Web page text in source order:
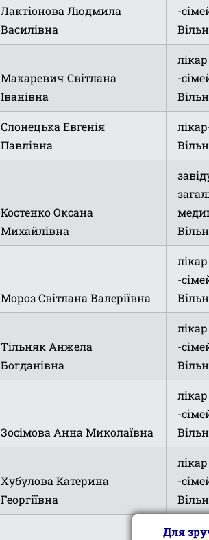
Лактіонова Людмила
Василівна
-
Макаревич Світлана
Іванівна
-
Слонецька Евгенія
Павлівна
Костенко Оксана
Михайлівна
Мороз Світлана Валеріївна
-
Тільняк Анжела
Богданівна
-
Зосімова Анна Миколаївна
-
Хубулова Катерина
Георгіївна
-
Для